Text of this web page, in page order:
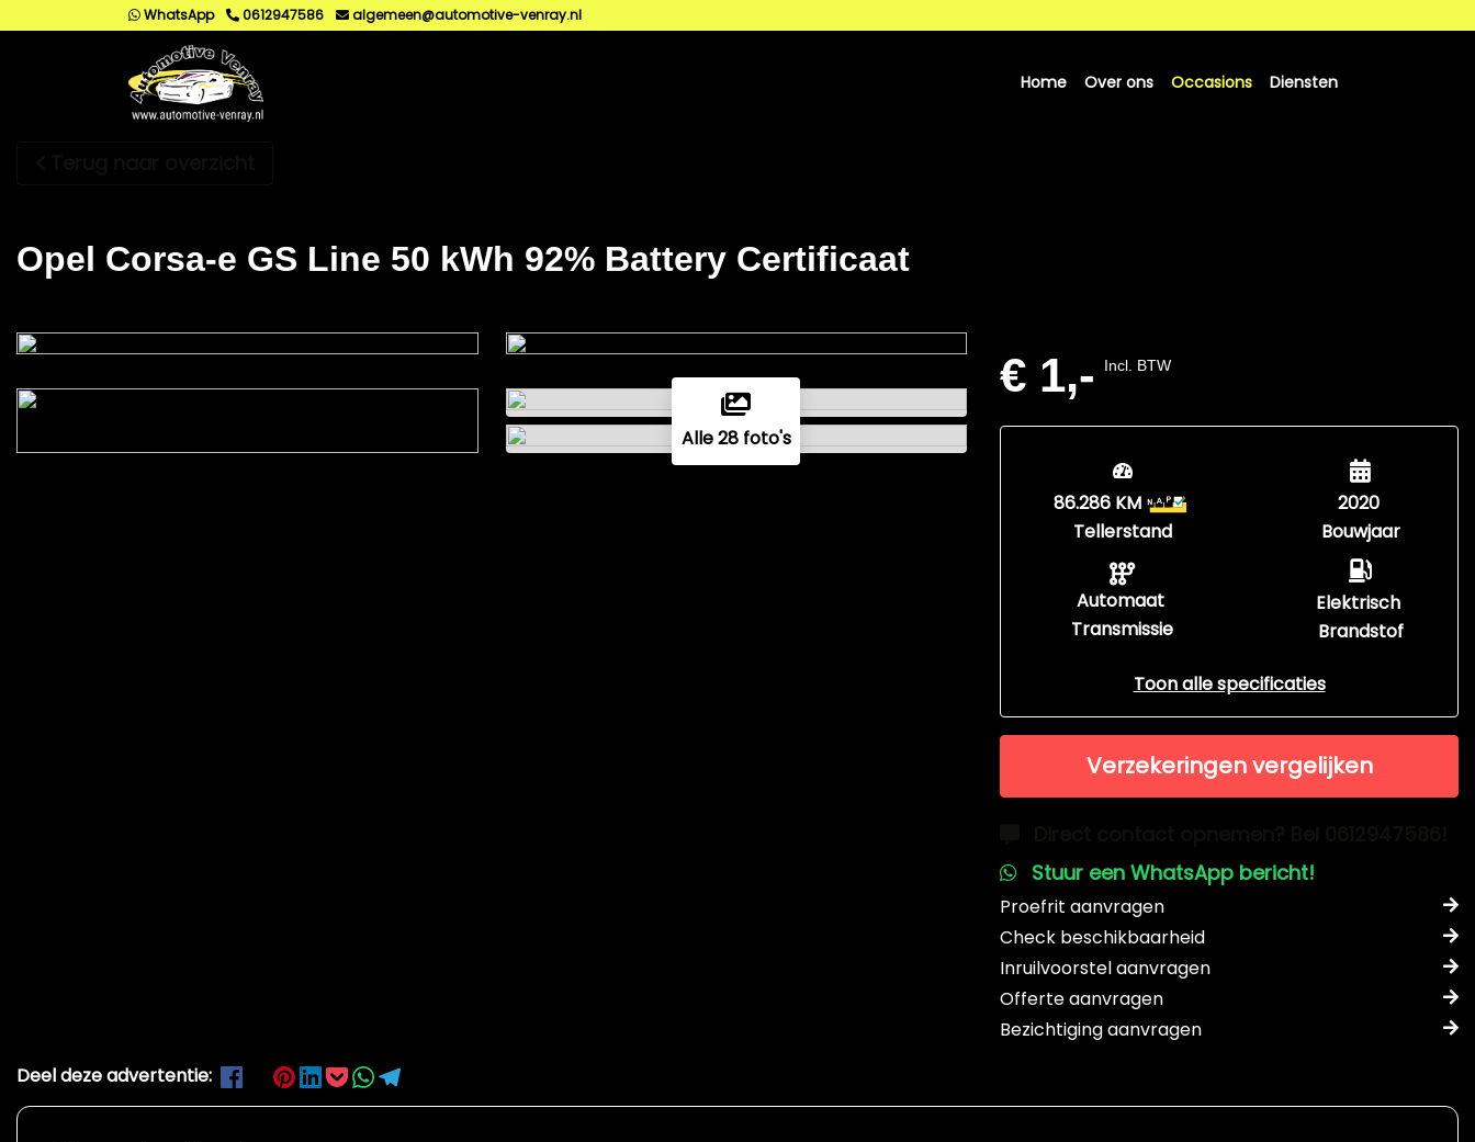
WhatsApp 0612947586 algemeen@automotive-venray.nl
Home Over ons Occasions Diensten
Opel Corsa-e GS Line 50 kWh 92% Battery Certificaat
Alle 28 foto's
€ 1,- Incl. BTW
86.286 KM
Tellerstand
Automaat
Transmissie
2020
Bouwjaar
Elektrisch
Brandstof
Toon alle specificaties
Verzekeringen vergelijken
Stuur een WhatsApp bericht!
Proefrit aanvragen
Check beschikbaarheid
Inruilvoorstel aanvragen
Offerte aanvragen
Bezichtiging aanvragen
Deel deze advertentie: